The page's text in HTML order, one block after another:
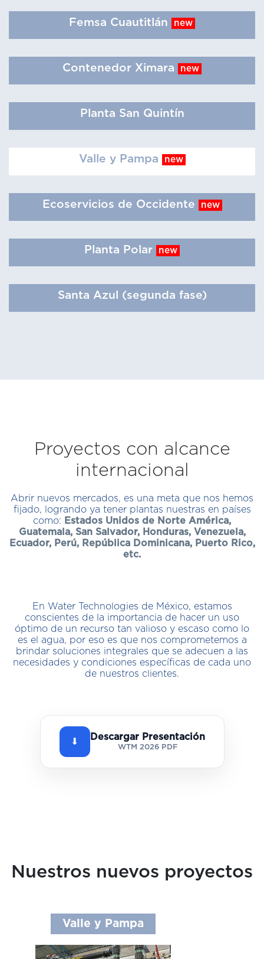
Femsa Cuautitlán new
Contenedor Ximara new
Planta San Quintín
Valle y Pampa new
Ecoservicios de Occidente new
Planta Polar new
Santa Azul (segunda fase)
Proyectos con alcance
internacional
Abrir nuevos mercados, es una meta que nos hemos
fijado, logrando ya tener plantas nuestras en países
como:
Estados Unidos de Norte América,
Guatemala, San Salvador, Honduras, Venezuela,
Ecuador, Perú, República Dominicana, Puerto Rico,
etc.
En Water Technologies de México, estamos
conscientes de la importancia de hacer un uso
óptimo de un recurso tan valioso y escaso como lo
es el agua, por eso es que nos comprometemos a
brindar soluciones integrales que se adecuen a las
necesidades y condiciones específicas de cada uno
de nuestros clientes.
⬇ Descargar Presentación
WTM 2026 PDF
Nuestros nuevos proyectos
Valle y Pampa